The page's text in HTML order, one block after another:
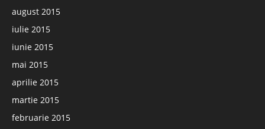
august 2015
iulie 2015
iunie 2015
mai 2015
aprilie 2015
martie 2015
februarie 2015